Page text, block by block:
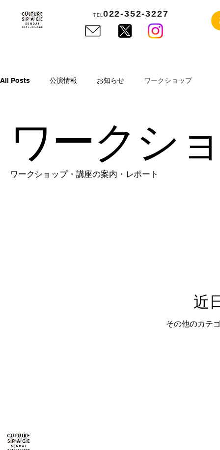
TEL022-352-3227
All Posts 公演情報 お知らせ ワークショップ
ワークシ
ワークショップ・講座の案内・レポート
近
その他のカテ